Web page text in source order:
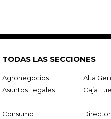
TODAS LAS SECCIONES
Agronegocios Alta
Asuntos Legales
Caja
Consumo